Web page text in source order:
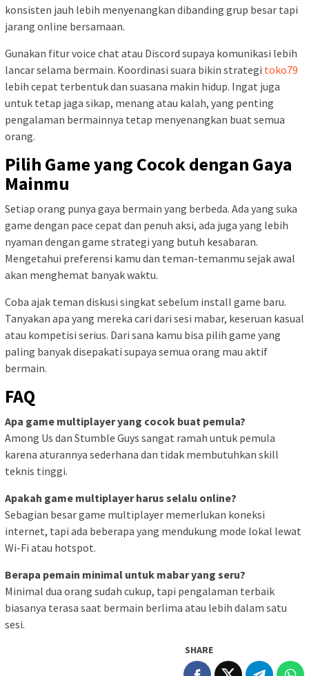
konsisten jauh lebih menyenangkan dibanding grup besar tapi
jarang online bersamaan.
Gunakan fitur voice chat atau Discord supaya komunikasi lebih
lancar selama bermain. Koordinasi suara bikin strategi toko79
lebih cepat terbentuk dan suasana makin hidup. Ingat juga
untuk tetap jaga sikap, menang atau kalah, yang penting
pengalaman bermainnya tetap menyenangkan buat semua
orang.
Pilih Game yang Cocok dengan Gaya
Mainmu
Setiap orang punya gaya bermain yang berbeda. Ada yang suka
game dengan pace cepat dan penuh aksi, ada juga yang lebih
nyaman dengan game strategi yang butuh kesabaran.
Mengetahui preferensi kamu dan teman-temanmu sejak awal
akan menghemat banyak waktu.
Coba ajak teman diskusi singkat sebelum install game baru.
Tanyakan apa yang mereka cari dari sesi mabar, keseruan kasual
atau kompetisi serius. Dari sana kamu bisa pilih game yang
paling banyak disepakati supaya semua orang mau aktif
bermain.
FAQ
Apa game multiplayer yang cocok buat pemula?
Among Us dan Stumble Guys sangat ramah untuk pemula
karena aturannya sederhana dan tidak membutuhkan skill
teknis tinggi.
Apakah game multiplayer harus selalu online?
Sebagian besar game multiplayer memerlukan koneksi
internet, tapi ada beberapa yang mendukung mode lokal lewat
Wi-Fi atau hotspot.
Berapa pemain minimal untuk mabar yang seru?
Minimal dua orang sudah cukup, tapi pengalaman terbaik
biasanya terasa saat bermain berlima atau lebih dalam satu
sesi.
SHARE